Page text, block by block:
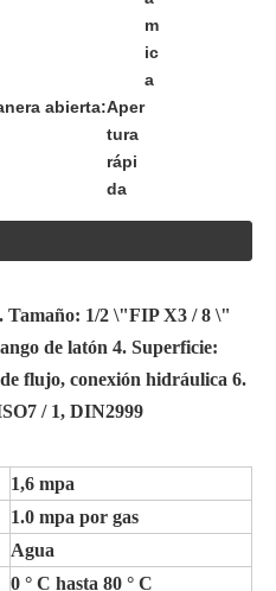
m
ic
a
abierta:Aper
tura
rápi
da
Tamaño: 1/2 \"FIP X3 / 8 \"
de latón 4. Superficie:
flujo, conexión hidráulica 6.
/ 1, DIN2999
1,6 mpa
1.0 mpa por gas
Agua
0 ° C hasta 80 ° C